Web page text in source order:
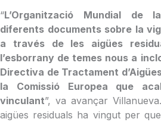
“L’Organització Mundial de
diferents documents sobre la
a través de les aigües
l’esborrany de temes nous a
Directiva de Tractament
la Comissió Europea que
vinculant”, va avançar
aigües residuals ha vingut per